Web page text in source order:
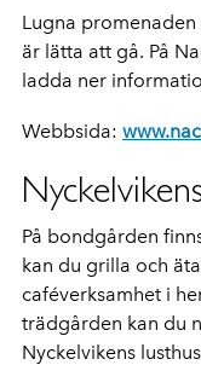
Lugna
är lätta att gå. På
ladda ner
Webbsida:
På bondgården
kan du grilla och
caféverksamhet i
trädgården kan du
Nyckelvikens